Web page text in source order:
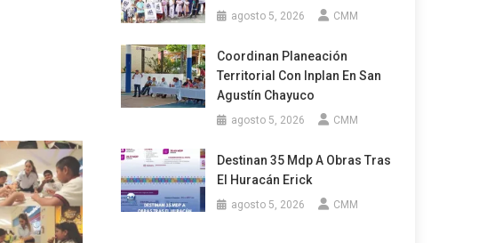
agosto 5, 2026 CMM
Coordinan Planeación
Territorial Con Inplan En San
Agustín Chayuco
agosto 5, 2026 CMM
Destinan 35 Mdp A Obras Tras
El Huracán Erick
agosto 5, 2026 CMM